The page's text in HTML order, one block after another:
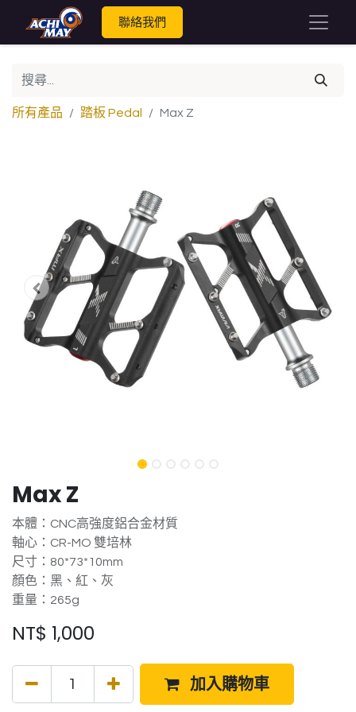
聯絡我們
所有產品 踏板 Pedal Max Z
Max Z
本體：CNC高強度鋁合金材質
軸心：CR-MO 雙培林
尺寸：80*73*10mm
顏色：黑、紅、灰
重量：265g
NT$ 1,000
加入購物車